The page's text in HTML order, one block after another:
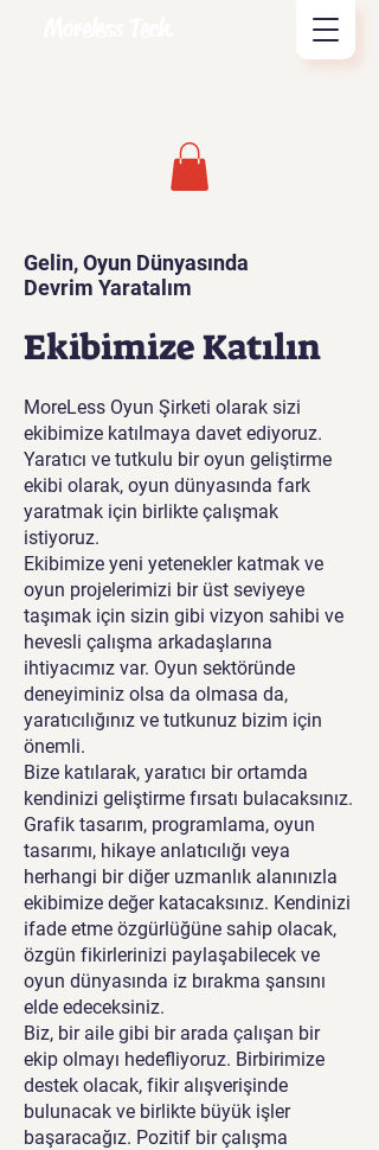
Gelin, Oyun Dünyasında
Devrim Yaratalım
Ekibimize Katılın
MoreLess Oyun Şirketi olarak sizi
ekibimize katılmaya davet ediyoruz.
Yaratıcı ve tutkulu bir oyun geliştirme
ekibi olarak, oyun dünyasında fark
yaratmak için birlikte çalışmak
istiyoruz.
Ekibimize yeni yetenekler katmak ve
oyun projelerimizi bir üst seviyeye
taşımak için sizin gibi vizyon sahibi ve
hevesli çalışma arkadaşlarına
ihtiyacımız var. Oyun sektöründe
deneyiminiz olsa da olmasa da,
yaratıcılığınız ve tutkunuz bizim için
önemli.
Bize katılarak, yaratıcı bir ortamda
kendinizi geliştirme fırsatı bulacaksınız.
Grafik tasarım, programlama, oyun
tasarımı, hikaye anlatıcılığı veya
herhangi bir diğer uzmanlık alanınızla
ekibimize değer katacaksınız. Kendinizi
ifade etme özgürlüğüne sahip olacak,
özgün fikirlerinizi paylaşabilecek ve
oyun dünyasında iz bırakma şansını
elde edeceksiniz.
Biz, bir aile gibi bir arada çalışan bir
ekip olmayı hedefliyoruz. Birbirimize
destek olacak, fikir alışverişinde
bulunacak ve birlikte büyük işler
başaracağız. Pozitif bir çalışma